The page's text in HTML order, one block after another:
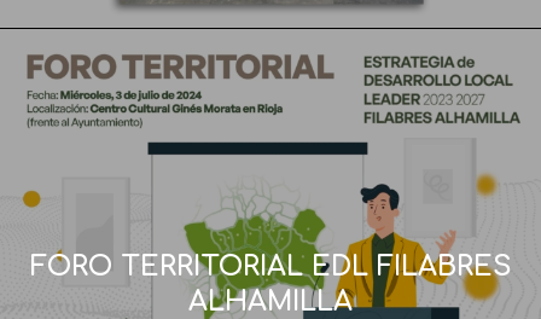
FORO TERRITORIAL EDL FILABRES
ALHAMILLA